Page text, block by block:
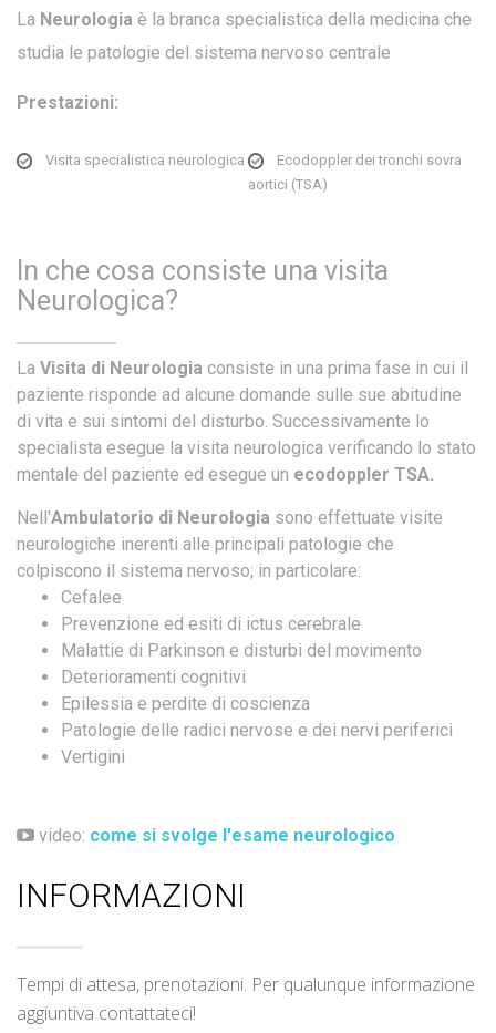
La Neurologia è la branca specialistica della medicina che
studia le patologie del sistema nervoso centrale
Prestazioni:
Visita specialistica neurologica
Ecodoppler dei tronchi sovra
aortici (TSA)
In che cosa consiste una visita
Neurologica?
La Visita di Neurologia consiste in una prima fase in cui il
paziente risponde ad alcune domande sulle sue abitudine
di vita e sui sintomi del disturbo. Successivamente lo
specialista esegue la visita neurologica verificando lo stato
mentale del paziente ed esegue un ecodoppler TSA.
Nell'Ambulatorio di Neurologia sono effettuate visite
neurologiche inerenti alle principali patologie che
colpiscono il sistema nervoso; in particolare:
Cefalee
Prevenzione ed esiti di ictus cerebrale
Malattie di Parkinson e disturbi del movimento
Deterioramenti cognitivi
Epilessia e perdite di coscienza
Patologie delle radici nervose e dei nervi periferici
Vertigini
video: come si svolge l'esame neurologico
INFORMAZIONI
Tempi di attesa, prenotazioni. Per qualunque informazione
aggiuntiva contattateci!